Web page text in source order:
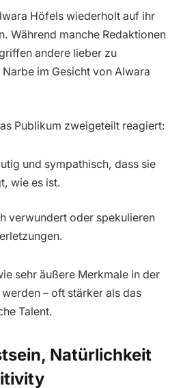
Höfels wiederholt auf ihr
Während manche Redaktionen
andere lieber zu
im Gesicht von Alwara
Publikum zweigeteilt reagiert:
und sympathisch, dass sie
wie es ist.
verwundert oder spekulieren
sehr äußere Merkmale in der
– oft stärker als das
Talent.
Natürlichkeit